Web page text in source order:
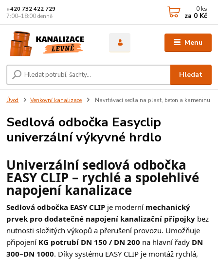
Menu
Hledat
+420 732 422 729
7:00–18:00 denně
0 ks
za 0 Kč
Úvod Venkovní kanalizace Navrtávací sedla na plast, beton a kameninu
Sedlová odbočka Easyclip
univerzální výkyvné hrdlo
Univerzální sedlová odbočka
EASY CLIP – rychlé a spolehlivé
napojení kanalizace
Sedlová odbočka EASY CLIP je moderní mechanický
prvek pro dodatečné napojení kanalizační přípojky bez
nutnosti složitých výkopů a přerušení provozu. Umožňuje
připojení KG potrubí DN 150 / DN 200 na hlavní řady DN
300–DN 1000. Díky systému EASY CLIP je montáž rychlá,